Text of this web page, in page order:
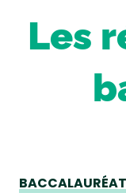
Les
BACCALAURÉAT